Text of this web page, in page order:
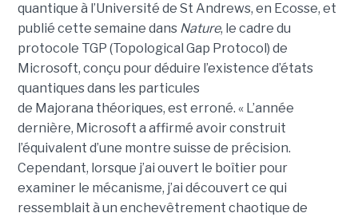
quantique à l’Université de St Andrews, en Ecosse, et
publié cette semaine dans Nature, le cadre du
protocole TGP (Topological Gap Protocol) de
Microsoft, conçu pour déduire l’existence d’états
quantiques dans les particules
de Majorana théoriques, est erroné. « L’année
dernière, Microsoft a affirmé avoir construit
l’équivalent d’une montre suisse de précision.
Cependant, lorsque j’ai ouvert le boîtier pour
examiner le mécanisme, j’ai découvert ce qui
ressemblait à un enchevêtrement chaotique de